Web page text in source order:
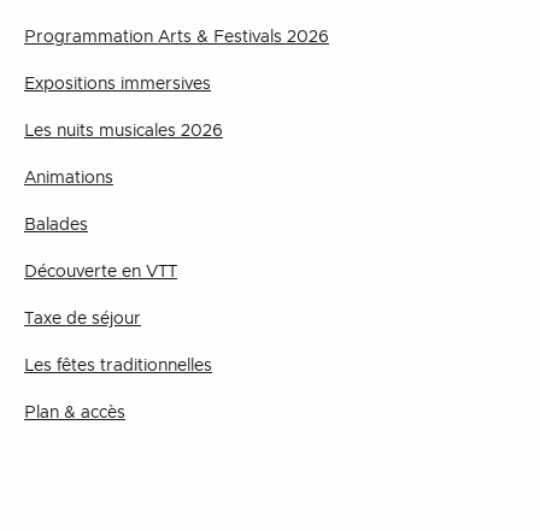
Programmation Arts & Festivals 2026
Expositions immersives
Les nuits musicales 2026
Animations
Balades
Découverte en VTT
Taxe de séjour
Les fêtes traditionnelles
Plan & accès